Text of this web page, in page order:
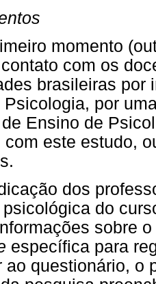
momento
com os
brasileiras por
Psicologia, por
Ensino de
com este estudo,
dos
do
sobre
específica para
ao questionário, o